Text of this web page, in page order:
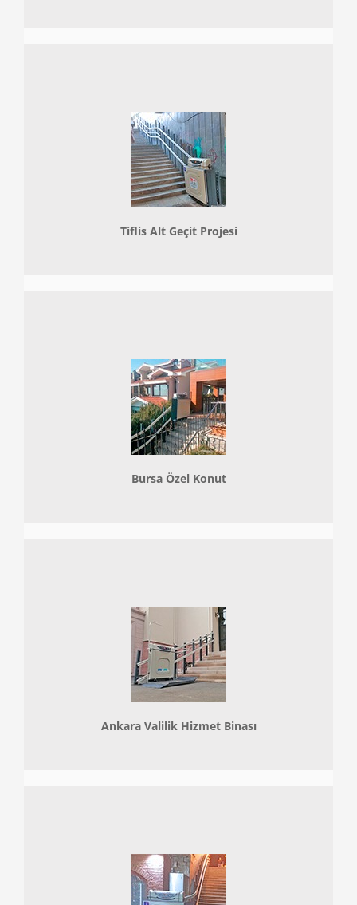
Tiflis Alt Geçit Projesi
Bursa Özel Konut
Ankara Valilik Hizmet Binası